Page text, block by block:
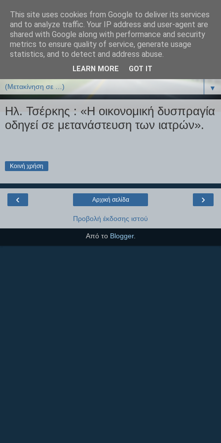
ΒΙΟΛΟΓΙΑonline.gr
Online Μαθήματα Βιολογίας
▼
Ηλ. Τσέρκης : «Η οικονομική δυσπραγία
οδηγεί σε μετανάστευση των ιατρών».
Κοινή χρήση
‹ ›
Αρχική σελίδα
Προβολή έκδοσης ιστού
Από το Blogger.
This site uses cookies from Google to deliver its services
and to analyze traffic. Your IP address and user-agent are
shared with Google along with performance and security
metrics to ensure quality of service, generate usage
statistics, and to detect and address abuse.
LEARN MORE GOT IT